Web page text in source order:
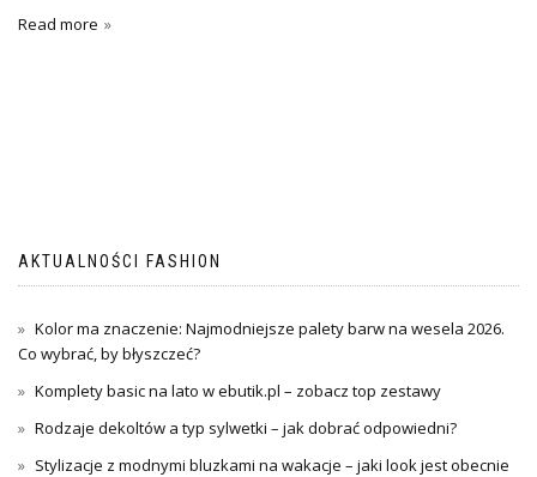
Read more
AKTUALNOŚCI FASHION
Kolor ma znaczenie: Najmodniejsze palety barw na wesela 2026.
Co wybrać, by błyszczeć?
Komplety basic na lato w ebutik.pl – zobacz top zestawy
Rodzaje dekoltów a typ sylwetki – jak dobrać odpowiedni?
Stylizacje z modnymi bluzkami na wakacje – jaki look jest obecnie